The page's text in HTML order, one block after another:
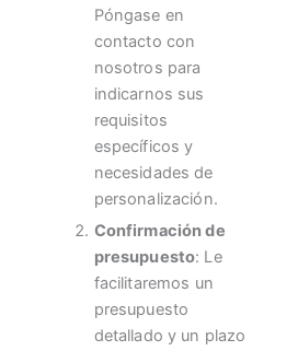
Póngase en
contacto con
nosotros para
indicarnos sus
requisitos
específicos y
necesidades de
personalización.
Confirmación de
presupuesto: Le
facilitaremos un
presupuesto
detallado y un plazo